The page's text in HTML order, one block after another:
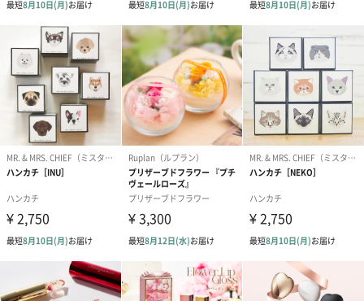
フラワーテディベア
（2,390円）
テディベア（バニラ）
（1,760円）
テディベア（
ル）（1,760円
紅茶・コーヒー・スイーツ
紅茶・コーヒー・スイーツを同梱してお届けいたします。ギフト
への＋αにおすすめです。